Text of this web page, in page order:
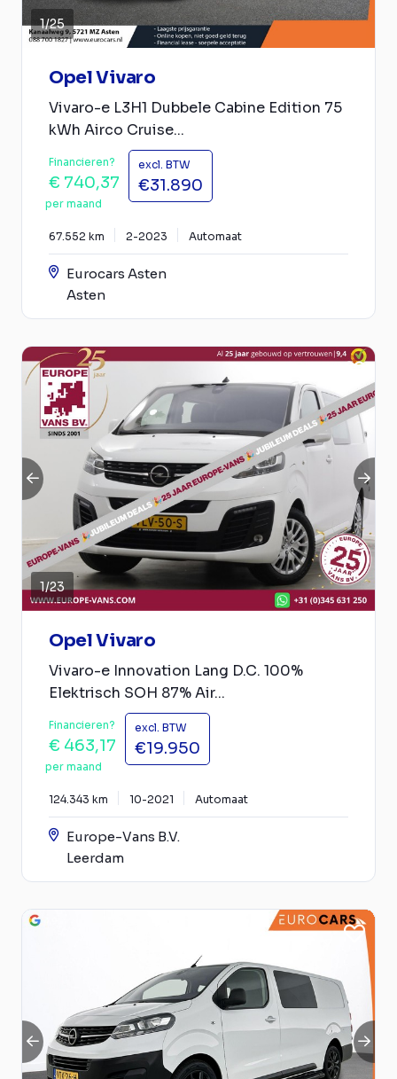
1/25
Opel Vivaro
Vivaro-e L3H1 Dubbele Cabine Edition 75
kWh Airco Cruise...
Financieren?
€ 740,37
per maand
excl. BTW
€31.890
67.552 km 2-2023 Automaat
Eurocars Asten
Asten
1/23
Opel Vivaro
Vivaro-e Innovation Lang D.C. 100%
Elektrisch SOH 87% Air...
Financieren?
€ 463,17
per maand
excl. BTW
€19.950
124.343 km 10-2021 Automaat
Europe-Vans B.V.
Leerdam